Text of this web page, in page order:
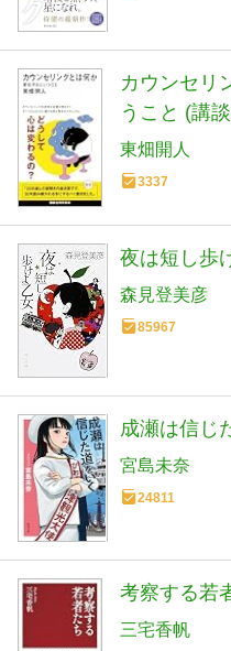
カウンセリ
うこと (講
東畑開人
3337
夜は短し歩
森見登美彦
85967
成瀬は信じ
宮島未奈
24811
考察する若
三宅香帆